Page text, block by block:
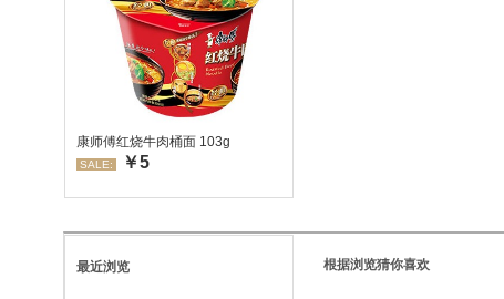
康师傅红烧牛肉桶面 103g
SALE: ￥5
最近浏览 根据浏览猜你喜欢